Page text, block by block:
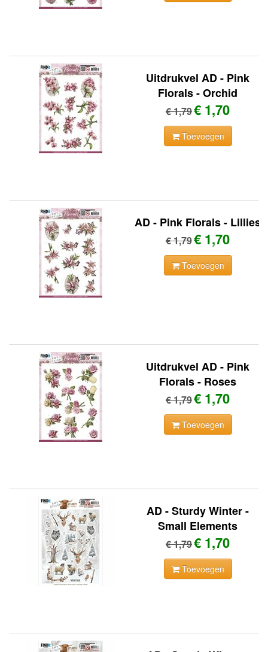
Uitdrukvel AD - Pink
Florals - Orchid
€ 1,79€ 1,70
Toevoegen
AD - Pink Florals - Lillies
€ 1,79€ 1,70
Toevoegen
Uitdrukvel AD - Pink
Florals - Roses
€ 1,79€ 1,70
Toevoegen
AD - Sturdy Winter -
Small Elements
€ 1,79€ 1,70
Toevoegen